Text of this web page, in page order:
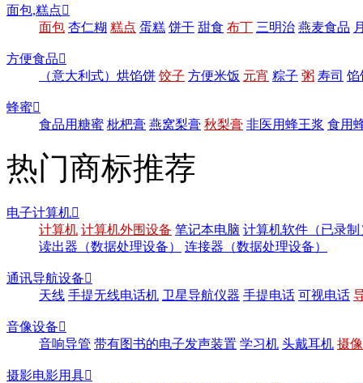
面包,糕点
面包 杏仁糊 糕点 蛋糕 饼干 甜食 布丁 三明治 燕麦食品
方便食品
（意大利式）烘馅饼 饺子 方便米饭 元宵 粽子 粥 寿司 馅
蜂蜜
食品用糖蜜 枇杷膏 燕窝梨膏 秋梨膏 非医用蜂王浆 食用
热门商标推荐
电子计算机
计算机 计算机外围设备 笔记本电脑 计算机软件（已录制
读出器（数据处理设备）
连接器（数据处理设备）
通讯导航设备
天线 手提无线电话机 卫星导航仪器 手提电话 可视电话
音像设备
音响导管 带有图书的电子发声装置 学习机 头戴耳机 摄
摄影电影用具